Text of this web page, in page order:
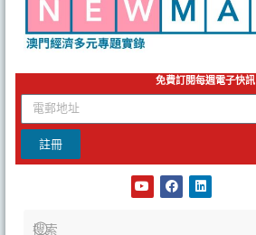
免費訂閱每週電子快訊
email
註冊
Y
o
F
a
L
i